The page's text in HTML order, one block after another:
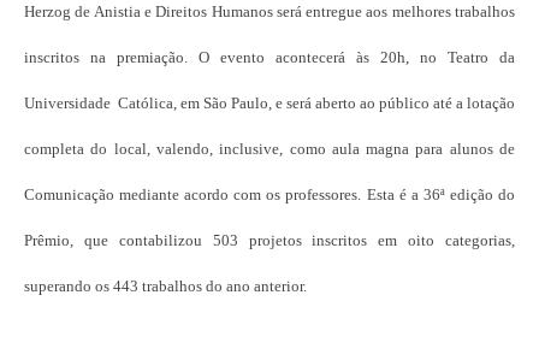
Herzog de Anistia e Direitos Humanos será entregue aos melhores trabalhos
inscritos na premiação. O evento acontecerá às 20h, no Teatro da
Universidade Católica, em São Paulo, e será aberto ao público até a lotação
completa do local, valendo, inclusive, como aula magna para alunos de
Comunicação mediante acordo com os professores. Esta é a 36ª edição do
Prêmio, que contabilizou 503 projetos inscritos em oito categorias,
superando os 443 trabalhos do ano anterior.